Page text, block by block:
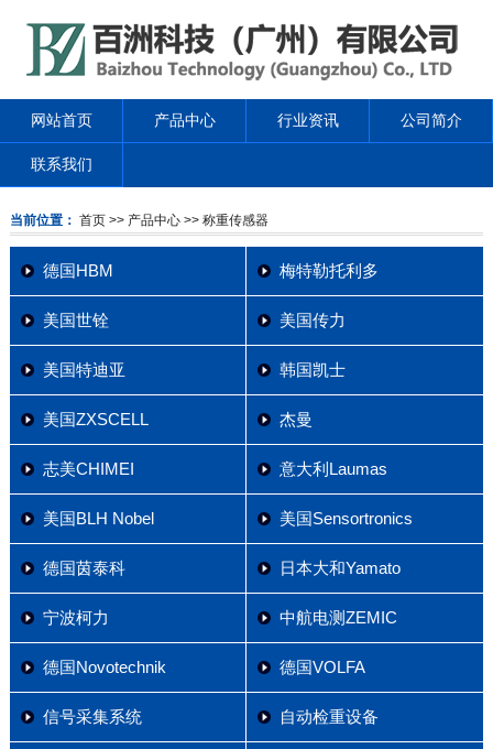
网站首页 产品中心 行业资讯 公司简介
联系我们
当前位置： 首页 >> 产品中心>> 称重传感器
德国HBM 梅特勒托利多
美国世铨 美国传力
美国特迪亚 韩国凯士
美国ZXSCELL 杰曼
志美CHIMEI 意大利Laumas
美国BLH Nobel 美国Sensortronics
德国茵泰科 日本大和Yamato
宁波柯力 中航电测ZEMIC
德国Novotechnik 德国VOLFA
信号采集系统 自动检重设备